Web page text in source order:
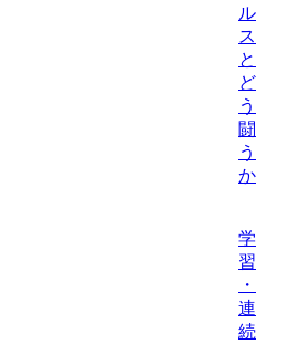
ル
ス
と
ど
う
闘
う
か
学
習
・
連
続